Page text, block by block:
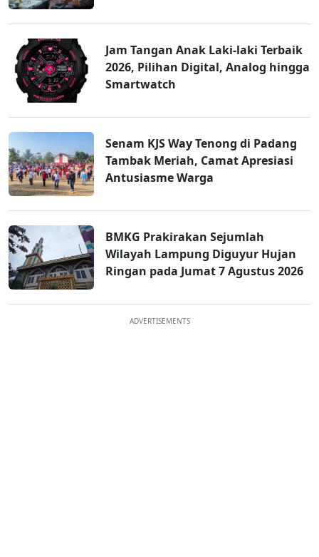
Jam Tangan Anak Laki-laki Terbaik
2026, Pilihan Digital, Analog hingga
Smartwatch
Senam KJS Way Tenong di Padang
Tambak Meriah, Camat Apresiasi
Antusiasme Warga
BMKG Prakirakan Sejumlah
Wilayah Lampung Diguyur Hujan
Ringan pada Jumat 7 Agustus 2026
ADVERTISEMENTS